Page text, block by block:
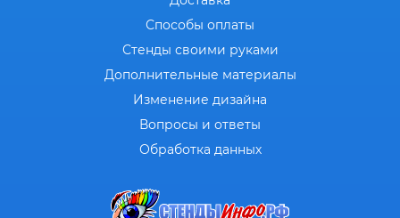
Способы оплаты
Стенды своими руками
Дополнительные материалы
Изменение дизайна
Вопросы и ответы
Обработка данных